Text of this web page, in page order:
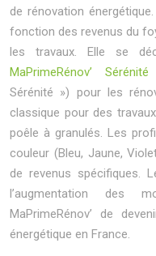
de rénovation
fonction des revenus du
les travaux. Elle se
MaPrimeRénov’
Sérénité ») pour les
classique pour des
poêle à granulés. Les
couleur (Bleu, Jaune,
de revenus spécifiques.
l’augmentation des
MaPrimeRénov’ de
énergétique en France.